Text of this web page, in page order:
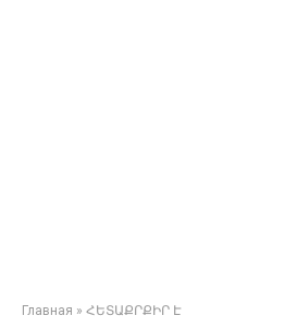
Главная » ՀԵՏԱՔՐՔԻՐ Է